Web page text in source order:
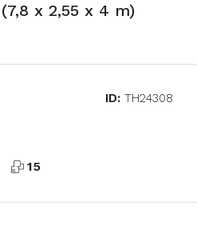
x 2,55 x 4 m)
ID: TH24308
15